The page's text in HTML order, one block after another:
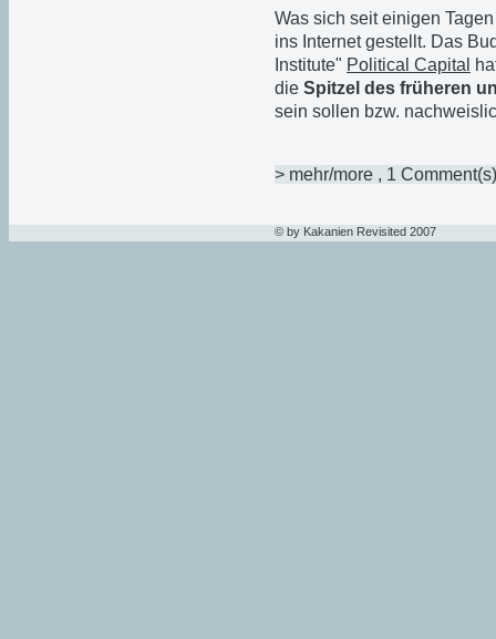
Was sich seit einigen
ins Internet gestellt. Das
Institute" Political Capital
die Spitzel des früheren
sein sollen bzw.
> mehr/more , 1 Comment(s)
© by Kakanien Revisited 2007